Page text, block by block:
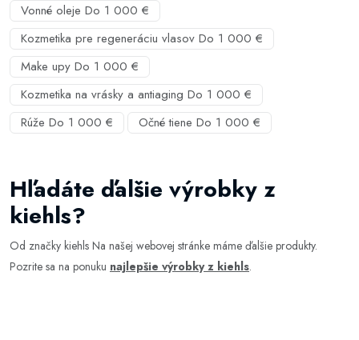
Vonné oleje Do 1 000 €
Kozmetika pre regeneráciu vlasov Do 1 000 €
Make upy Do 1 000 €
Kozmetika na vrásky a antiaging Do 1 000 €
Rúže Do 1 000 €
Očné tiene Do 1 000 €
Hľadáte ďalšie výrobky z
kiehls?
Od značky kiehls Na našej webovej stránke máme ďalšie produkty.
Pozrite sa na ponuku najlepšie výrobky z kiehls.